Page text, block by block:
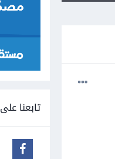
تابعنا على